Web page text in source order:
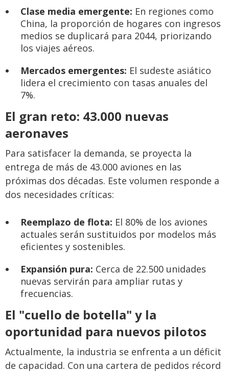
Clase media emergente: En regiones como
China, la proporción de hogares con ingresos
medios se duplicará para 2044, priorizando
los viajes aéreos.
Mercados emergentes: El sudeste asiático
lidera el crecimiento con tasas anuales del
7%.
El gran reto: 43.000 nuevas
aeronaves
Para satisfacer la demanda, se proyecta la
entrega de más de 43.000 aviones en las
próximas dos décadas. Este volumen responde a
dos necesidades críticas:
Reemplazo de flota: El 80% de los aviones
actuales serán sustituidos por modelos más
eficientes y sostenibles.
Expansión pura: Cerca de 22.500 unidades
nuevas servirán para ampliar rutas y
frecuencias.
El "cuello de botella" y la
oportunidad para nuevos pilotos
Actualmente, la industria se enfrenta a un déficit
de capacidad. Con una cartera de pedidos récord